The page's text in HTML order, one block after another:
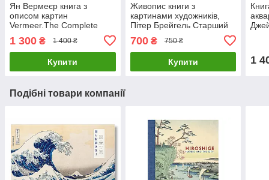
Ян Вермеєр книга з
описом картин
Vermeer.The Complete
Works. Karl Schutz Великі
художники книги про
живопис
1 300 ₴ 1 400 ₴
Купити
Живопис книги з
картинами художників,
Пітер Брейгель Старший
Marie Hagen, Taschen
700₴ 750 ₴
Купити 1
Подібні товари компанії